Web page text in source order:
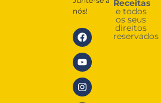
nós!
Receitas
e todos
os seus
direitos
reservados